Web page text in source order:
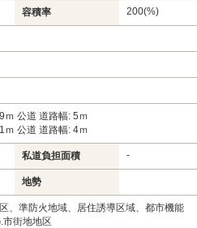
容積率 200(%)
ｍ 公道 道路幅: 5ｍ
ｍ 公道 道路幅: 4ｍ
私道負担面積 -
地勢
、準防火地域、居住誘導区域、都市機能
市街地地区